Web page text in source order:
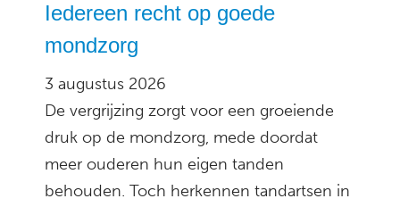
Iedereen recht op goede
mondzorg
3 augustus 2026
De vergrijzing zorgt voor een groeiende
druk op de mondzorg, mede doordat
meer ouderen hun eigen tanden
behouden. Toch herkennen tandartsen in